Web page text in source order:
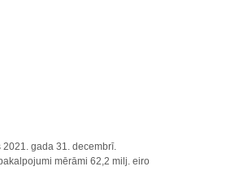
gada 31. decembrī.
mērāmi 62,2 milj. eiro